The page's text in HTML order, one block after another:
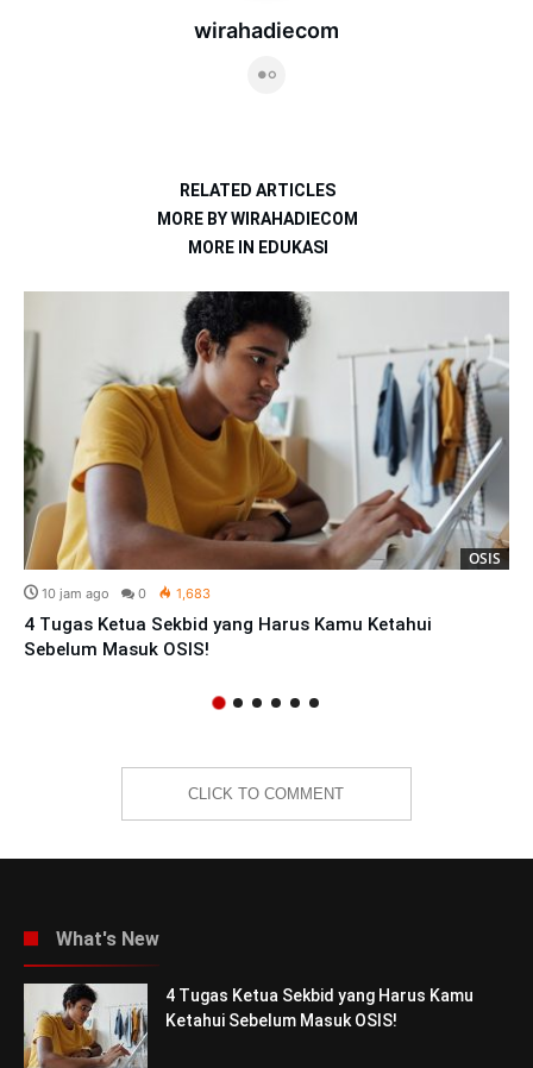
wirahadiecom
RELATED ARTICLES
MORE BY WIRAHADIECOM
MORE IN EDUKASI
OSIS
10 jam ago 0 1,683
4 Tugas Ketua Sekbid yang Harus Kamu Ketahui
Sebelum Masuk OSIS!
CLICK TO COMMENT
What's New
4 Tugas Ketua Sekbid yang Harus Kamu
Ketahui Sebelum Masuk OSIS!